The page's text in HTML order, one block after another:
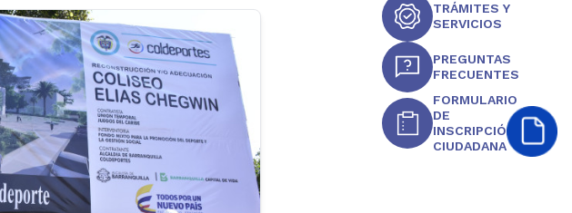
TRÁMITES Y
SERVICIOS
PREGUNTAS
FRECUENTES
FORMULARIO
DE
INSCRIPCIÓN
CIUDADANA